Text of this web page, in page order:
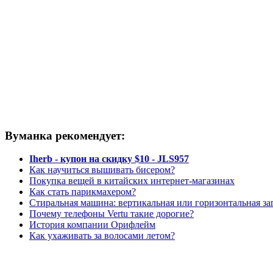
Вуманка рекомендует:
Iherb - купон на скидку $10 - JLS957
Как научиться вышивать бисером?
Покупка вещей в китайских интернет-магазинах
Как стать парикмахером?
Стиральная машина: вертикальная или горизонтальная
Почему телефоны Vertu такие дорогие?
История компании Орифлейм
Как ухаживать за волосами летом?